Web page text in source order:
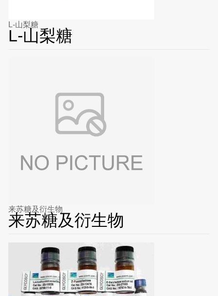
L-山梨糖
L-山梨糖
来苏糖及衍生物
来苏糖及衍生物